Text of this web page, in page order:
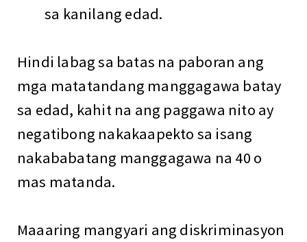
sa kanilang edad.
Hindi labag sa batas na paboran ang
mga matatandang manggagawa batay
sa edad, kahit na ang paggawa nito ay
negatibong nakakaapekto sa isang
nakababatang manggagawa na 40 o
mas matanda.
Maaaring mangyari ang diskriminasyon